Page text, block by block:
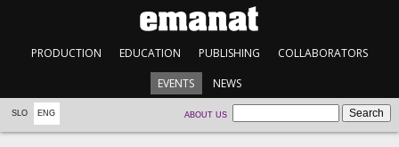
PRODUCTION EDUCATION PUBLISHING COLLABORATORS
EVENTS NEWS
SLO ENG ABOUT US